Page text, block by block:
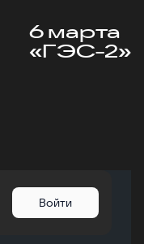
6 марта
«ГЭС-2»
Войти